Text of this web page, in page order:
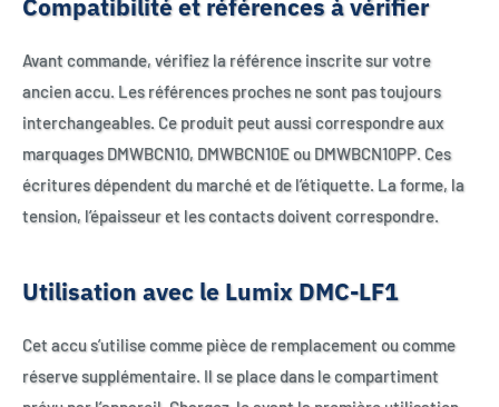
Compatibilité et références à vérifier
Avant commande, vérifiez la référence inscrite sur votre
ancien accu. Les références proches ne sont pas toujours
interchangeables. Ce produit peut aussi correspondre aux
marquages DMWBCN10, DMWBCN10E ou DMWBCN10PP. Ces
écritures dépendent du marché et de l’étiquette. La forme, la
tension, l’épaisseur et les contacts doivent correspondre.
Utilisation avec le Lumix DMC-LF1
Cet accu s’utilise comme pièce de remplacement ou comme
réserve supplémentaire. Il se place dans le compartiment